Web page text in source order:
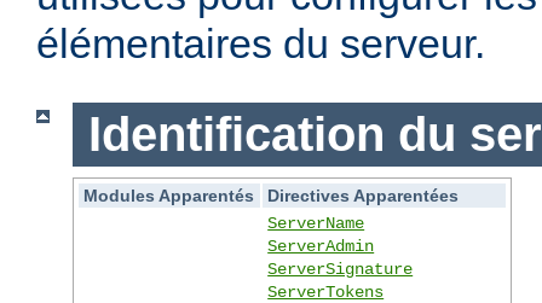
élémentaires du serveur.
Identification du
Modules Apparentés
Directives Apparentées
ServerName
ServerAdmin
ServerSignature
ServerTokens